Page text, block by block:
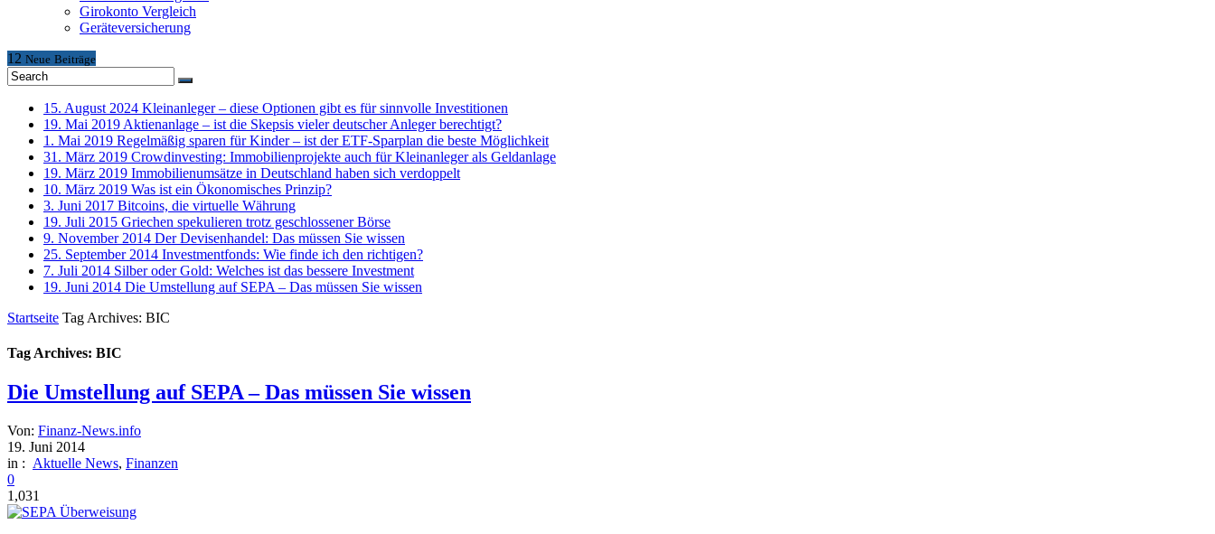
Girokonto Vergleich
Geräteversicherung
12 Neue Beiträge
15. August 2024 Kleinanleger – diese Optionen gibt es für sinnvolle Investitionen
19. Mai 2019 Aktienanlage – ist die Skepsis vieler deutscher Anleger berechtigt?
1. Mai 2019 Regelmäßig sparen für Kinder – ist der ETF-Sparplan die beste Möglichkeit
31. März 2019 Crowdinvesting: Immobilienprojekte auch für Kleinanleger als Geldanlage
19. März 2019 Immobilienumsätze in Deutschland haben sich verdoppelt
10. März 2019 Was ist ein Ökonomisches Prinzip?
3. Juni 2017 Bitcoins, die virtuelle Währung
19. Juli 2015 Griechen spekulieren trotz geschlossener Börse
9. November 2014 Der Devisenhandel: Das müssen Sie wissen
25. September 2014 Investmentfonds: Wie finde ich den richtigen?
7. Juli 2014 Silber oder Gold: Welches ist das bessere Investment
19. Juni 2014 Die Umstellung auf SEPA – Das müssen Sie wissen
Startseite Tag Archives: BIC
Tag Archives: BIC
Die Umstellung auf SEPA – Das müssen Sie wissen
Von: Finanz-News.info
19. Juni 2014
in : Aktuelle News, Finanzen
0
1,031